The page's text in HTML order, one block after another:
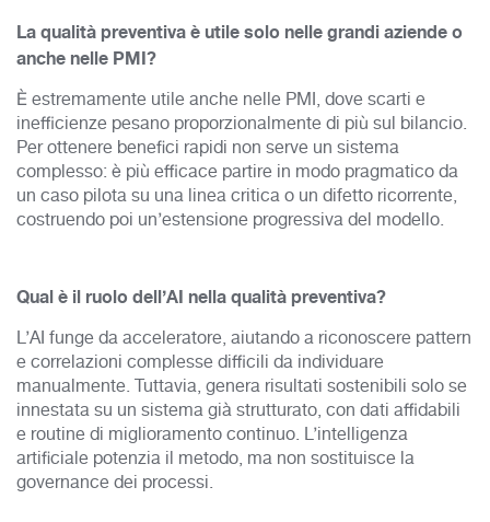
La qualità preventiva è utile solo nelle grandi aziende o
anche nelle PMI?
È estremamente utile anche nelle PMI, dove scarti e
inefficienze pesano proporzionalmente di più sul bilancio.
Per ottenere benefici rapidi non serve un sistema
complesso: è più efficace partire in modo pragmatico da
un caso pilota su una linea critica o un difetto ricorrente,
costruendo poi un’estensione progressiva del modello.
Qual è il ruolo dell’AI nella qualità preventiva?
L’AI funge da acceleratore, aiutando a riconoscere pattern
e correlazioni complesse difficili da individuare
manualmente. Tuttavia, genera risultati sostenibili solo se
innestata su un sistema già strutturato, con dati affidabili
e routine di miglioramento continuo. L’intelligenza
artificiale potenzia il metodo, ma non sostituisce la
governance dei processi.